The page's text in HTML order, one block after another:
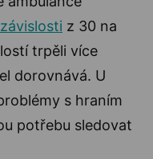
z 30 na
trpěli více
dorovnává. U
s hraním
potřebu sledovat